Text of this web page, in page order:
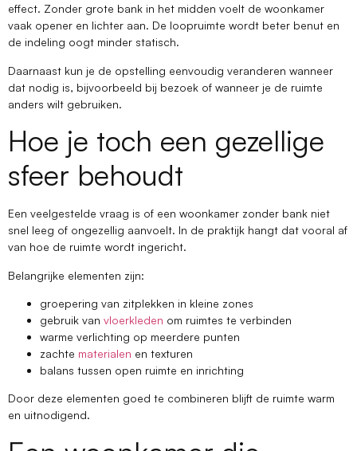
effect. Zonder grote bank in het midden voelt de woonkamer
vaak opener en lichter aan. De loopruimte wordt beter benut en
de indeling oogt minder statisch.
Daarnaast kun je de opstelling eenvoudig veranderen wanneer
dat nodig is, bijvoorbeeld bij bezoek of wanneer je de ruimte
anders wilt gebruiken.
Hoe je toch een gezellige
sfeer behoudt
Een veelgestelde vraag is of een woonkamer zonder bank niet
snel leeg of ongezellig aanvoelt. In de praktijk hangt dat vooral af
van hoe de ruimte wordt ingericht.
Belangrijke elementen zijn:
groepering van zitplekken in kleine zones
gebruik van vloerkleden om ruimtes te verbinden
warme verlichting op meerdere punten
zachte materialen en texturen
balans tussen open ruimte en inrichting
Door deze elementen goed te combineren blijft de ruimte warm
en uitnodigend.